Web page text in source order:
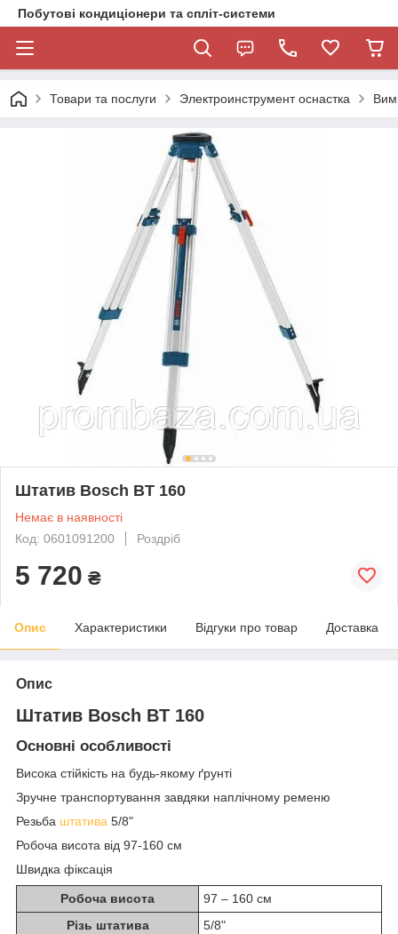
Побутові кондиціонери та спліт-системи
Товари та послуги Электроинструмент оснастка
Штатив Bosch BT 160
Немає в наявності
Код: 0601091200
Роздріб
5 720 ₴
Опис Характеристики Відгуки про товар Доставка
Опис
Штатив Bosch BT 160
Основні особливості
Висока стійкість на будь-якому ґрунті
Зручне транспортування завдяки наплічному ременю
Резьба штатива 5/8"
Робоча висота від 97-160 см
Швидка фіксація
Робоча висота
97 – 160 см
Різь штатива
5/8"